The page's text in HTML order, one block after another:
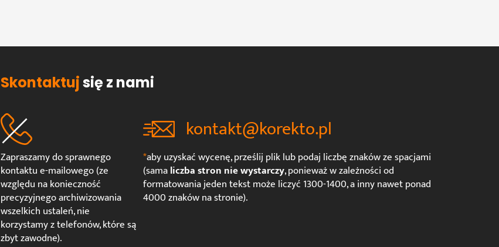
Skontaktujsię z nami
Zapraszamy do sprawnego
kontaktu e-mailowego (ze
względu na konieczność
precyzyjnego archiwizowania
wszelkich ustaleń, nie
korzystamy z telefonów, które są
zbyt zawodne).
kontakt@korekto.pl
*aby uzyskać wycenę, prześlij plik lub podaj liczbę znaków ze spacjami
(samaliczba stron nie wystarczy, ponieważ w zależności od
formatowania jeden tekst może liczyć 1300-1400, a inny nawet ponad
4000 znaków na stronie).